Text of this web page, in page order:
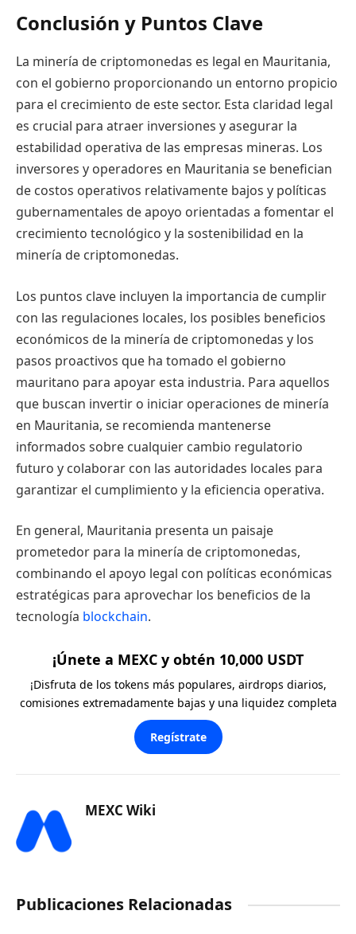
Conclusión y Puntos Clave
La minería de criptomonedas es legal en Mauritania,
con el gobierno proporcionando un entorno propicio
para el crecimiento de este sector. Esta claridad legal
es crucial para atraer inversiones y asegurar la
estabilidad operativa de las empresas mineras. Los
inversores y operadores en Mauritania se benefician
de costos operativos relativamente bajos y políticas
gubernamentales de apoyo orientadas a fomentar el
crecimiento tecnológico y la sostenibilidad en la
minería de criptomonedas.
Los puntos clave incluyen la importancia de cumplir
con las regulaciones locales, los posibles beneficios
económicos de la minería de criptomonedas y los
pasos proactivos que ha tomado el gobierno
mauritano para apoyar esta industria. Para aquellos
que buscan invertir o iniciar operaciones de minería
en Mauritania, se recomienda mantenerse
informados sobre cualquier cambio regulatorio
futuro y colaborar con las autoridades locales para
garantizar el cumplimiento y la eficiencia operativa.
En general, Mauritania presenta un paisaje
prometedor para la minería de criptomonedas,
combinando el apoyo legal con políticas económicas
estratégicas para aprovechar los beneficios de la
tecnología blockchain.
¡Únete a MEXC y obtén 10,000 USDT
¡Disfruta de los tokens más populares, airdrops diarios,
comisiones extremadamente bajas y una liquidez completa
Regístrate
MEXC Wiki
Publicaciones Relacionadas